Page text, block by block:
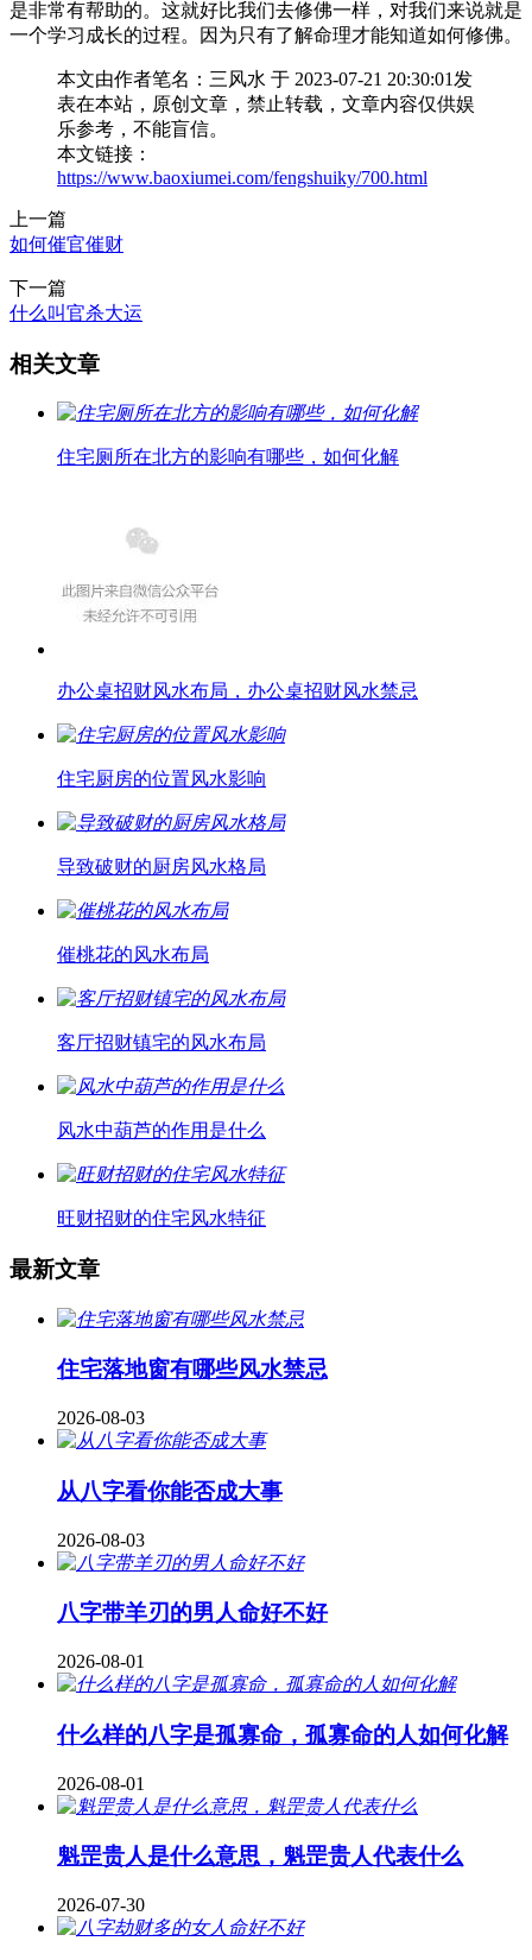
是非常有帮助的。这就好比我们去修佛一样，对我们来说就是
一个学习成长的过程。因为只有了解命理才能知道如何修佛。
本文由作者笔名：三风水 于 2023-07-21 20:30:01发
表在本站，原创文章，禁止转载，文章内容仅供娱
乐参考，不能盲信。
本文链接：
https://www.baoxiumei.com/fengshuiky/700.html
上一篇
如何催官催财
下一篇
什么叫官杀大运
相关文章
住宅厕所在北方的影响有哪些，如何化解
办公桌招财风水布局，办公桌招财风水禁忌
住宅厨房的位置风水影响
导致破财的厨房风水格局
催桃花的风水布局
客厅招财镇宅的风水布局
风水中葫芦的作用是什么
旺财招财的住宅风水特征
最新文章
住宅落地窗有哪些风水禁忌
2026-08-03
从八字看你能否成大事
2026-08-03
八字带羊刃的男人命好不好
2026-08-01
什么样的八字是孤寡命，孤寡命的人如何化解
2026-08-01
魁罡贵人是什么意思，魁罡贵人代表什么
2026-07-30